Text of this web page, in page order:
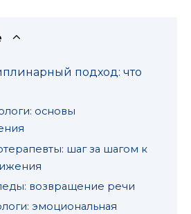
подход: что
основы
шаг за шагом к
возвращение речи
эмоциональная